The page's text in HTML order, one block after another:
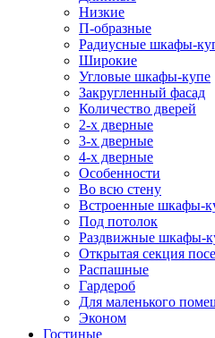
Низкие
П-образные
Радиусные шкафы-
Широкие
Угловые шкафы-купе
Закругленный фасад
Количество дверей
2-х дверные
3-х дверные
4-х дверные
Особенности
Во всю стену
Встроенные шкафы-
Под потолок
Раздвижные шкафы-
Открытая секция
Распашные
Гардероб
Для маленького
Эконом
Гостиные